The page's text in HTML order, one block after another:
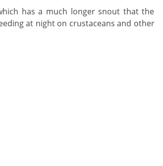
at night on crustaceans and other